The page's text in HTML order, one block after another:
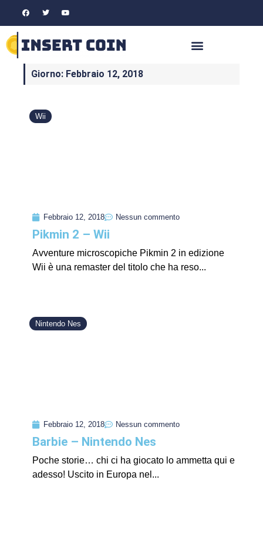
Giorno: Febbraio 12, 2018
Wii
Febbraio 12, 2018 Nessun commento
Pikmin 2 – Wii
Avventure microscopiche Pikmin 2 in edizione
Wii è una remaster del titolo che ha reso...
Nintendo Nes
Febbraio 12, 2018 Nessun commento
Barbie – Nintendo Nes
Poche storie… chi ci ha giocato lo ammetta qui e
adesso! Uscito in Europa nel...